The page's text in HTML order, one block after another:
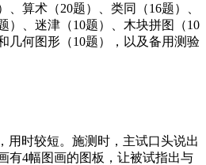
、算术（20题）、类同（16题）、
）、迷津（10题）、木块拼图（10
几何图形（10题），以及备用测验
用时较短。施测时，主试口头说出
有4幅图画的图板，让被试指出与